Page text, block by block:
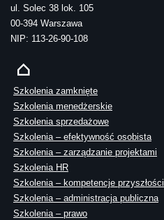
ul. Solec 38 lok. 105
00-394 Warszawa
NIP: 113-26-90-108
Szkolenia zamknięte
Szkolenia menedżerskie
Szkolenia sprzedażowe
Szkolenia – efektywność osobista
Szkolenia – zarządzanie projektami
Szkolenia HR
Szkolenia – kompetencje przyszłości
Szkolenia – administracja publiczna
Szkolenia – prawo